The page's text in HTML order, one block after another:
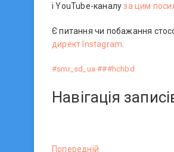
і YouTube-каналуза цим
Є питання чи побажання
директ Instagram.
#smr_sd_ua ###hchbd
Навігація
Попередній